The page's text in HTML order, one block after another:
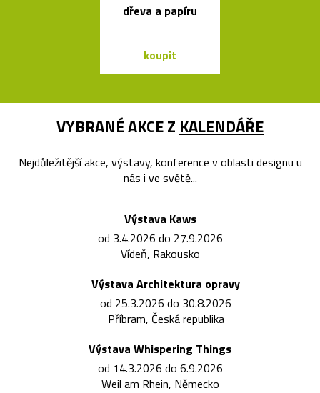
dřeva a papíru
koupit
VYBRANÉ AKCE Z KALENDÁŘE
Nejdůležitější akce, výstavy, konference v oblasti designu u
nás i ve světě...
Výstava Kaws
od 3.4.2026 do 27.9.2026
Vídeň, Rakousko
Výstava Architektura opravy
od 25.3.2026 do 30.8.2026
Příbram, Česká republika
Výstava Whispering Things
od 14.3.2026 do 6.9.2026
Weil am Rhein, Německo